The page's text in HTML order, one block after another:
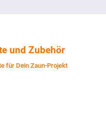
und Zubehör
für Dein Zaun-Projekt